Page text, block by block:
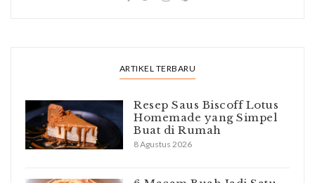
ARTIKEL TERBARU
Resep Saus Biscoff Lotus
Homemade yang Simpel
Buat di Rumah
8 Agustus 2026